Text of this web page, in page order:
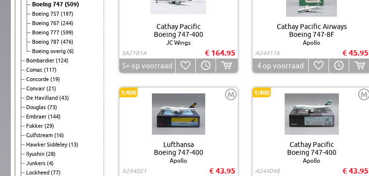
Boeing 747 (509)
Boeing 757 (197)
Boeing 767 (244)
Boeing 777 (599)
Boeing 787 (476)
Boeing overig (6)
Bombardier (124)
Comac (117)
Concorde (19)
Convair (21)
De Havilland (43)
Douglas (73)
Embraer (144)
Fokker (29)
Gulfstream (16)
Hawker Siddeley(13)
Ilyushin (28)
Junkers (4)
Lockheed (77)
Cathay Pacific
Boeing 747-400
JC Wings
SA2101A
€ 164.95
5+op voorraad
Cathay Pacific Airways
Boeing 747-8F
Apollo
A244116
€ 45.95
4op voorraad
1:400 M
Lufthansa
Boeing 747-400
Apollo
A244021
€ 43.95
1:400 M
Cathay Pacific
Boeing 747-400
Apollo
A244048
€ 43.95